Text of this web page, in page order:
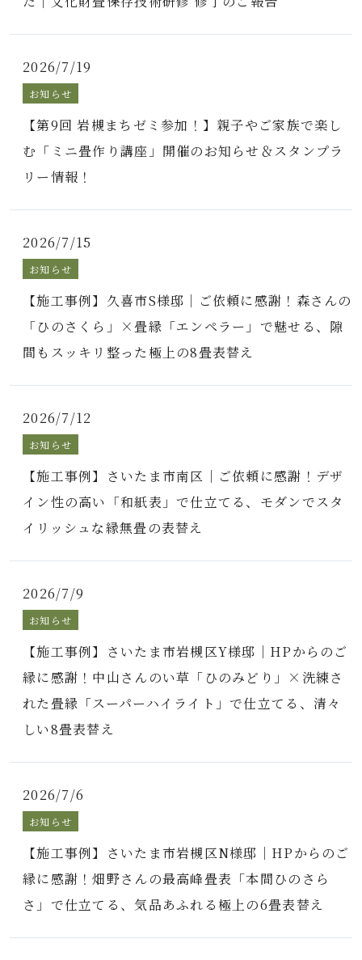
2026/7/19
お知らせ
【第9回 岩槻まちゼミ参加！】親子やご家族で楽し
む「ミニ畳作り講座」開催のお知らせ＆スタンプラ
リー情報！
2026/7/15
お知らせ
【施工事例】久喜市S様邸｜ご依頼に感謝！森さんの
「ひのさくら」×畳縁「エンペラー」で魅せる、隙
間もスッキリ整った極上の8畳表替え
2026/7/12
お知らせ
【施工事例】さいたま市南区｜ご依頼に感謝！デザ
イン性の高い「和紙表」で仕立てる、モダンでスタ
イリッシュな縁無畳の表替え
2026/7/9
お知らせ
【施工事例】さいたま市岩槻区Y様邸｜HPからのご
縁に感謝！中山さんのい草「ひのみどり」×洗練さ
れた畳縁「スーパーハイライト」で仕立てる、清々
しい8畳表替え
2026/7/6
お知らせ
【施工事例】さいたま市岩槻区N様邸｜HPからのご
縁に感謝！畑野さんの最高峰畳表「本間ひのさら
さ」で仕立てる、気品あふれる極上の6畳表替え